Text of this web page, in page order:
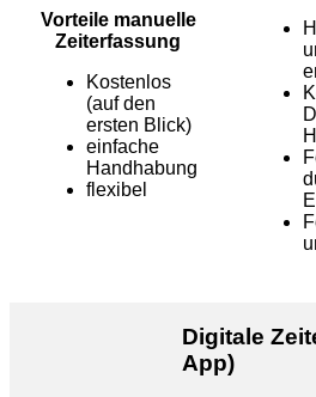
Vorteile manuelle
Zeiterfassung
Kostenlos
(auf den
ersten Blick)
einfache
Handhabung
flexibel
Digitale
App)